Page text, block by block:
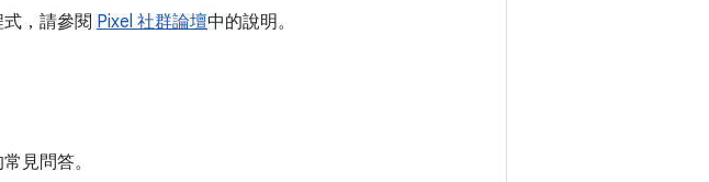
，請參閱 Pixel 社群論壇中的說明。
見問答。